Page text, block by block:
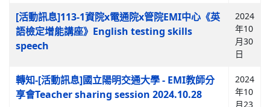
[活動訊息]113-1資院x電通院x管院EMI中心《英
語檢定增能講座》English testing skills
speech
2024
年10
月30
日
轉知-[活動訊息]國立陽明交通大學 - EMI教師分
享會Teacher sharing session 2024.10.28
2024
年10
月23